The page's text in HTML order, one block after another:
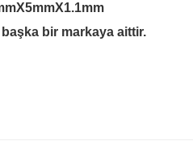
bir markaya aittir.